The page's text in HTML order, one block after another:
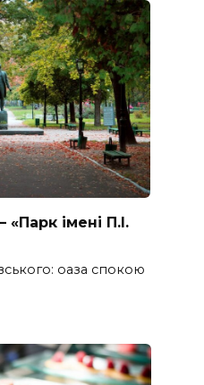
«Парк імені П.І.
оаза спокою